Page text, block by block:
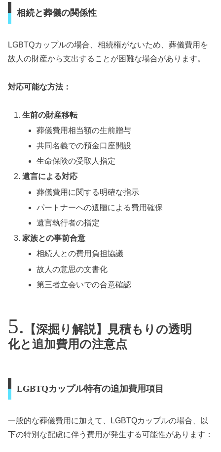
□ 葬儀費用専用の預金口座設置（生前準備）
相続と葬儀の関係性
LGBTQカップルの場合、相続権がないため、葬儀費用を
故人の財産から支出することが困難な場合があります。
対応可能な方法：
生前の財産移転
葬儀費用相当額の生前贈与
共同名義での預金口座開設
生命保険の受取人指定
遺言による対応
葬儀費用に関する明確な指示
パートナーへの遺贈による費用確保
遺言執行者の指定
家族との事前合意
相続人との費用負担協議
故人の意思の文書化
第三者立会いでの合意確認
【深掘り解説】見積もりの透明
化と追加費用の注意点
LGBTQカップル特有の追加費用項目
一般的な葬儀費用に加えて、LGBTQカップルの場合、以
下の特別な配慮に伴う費用が発生する可能性があります：